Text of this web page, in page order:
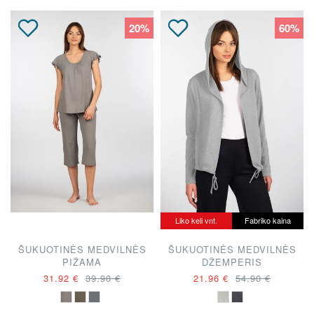
20%
ŠUKUOTINĖS MEDVILNĖS
PIŽAMA
31.92 € 39.90 €
60%
Liko keli vnt. Fabriko kaina
ŠUKUOTINĖS MEDVILNĖS
DŽEMPERIS
21.96 € 54.90 €